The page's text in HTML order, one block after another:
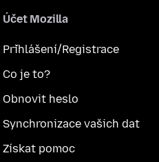
Účet Mozilla
Přihlášení/Registrace
Co je to?
Obnovit heslo
Synchronizace vašich dat
Získat pomoc